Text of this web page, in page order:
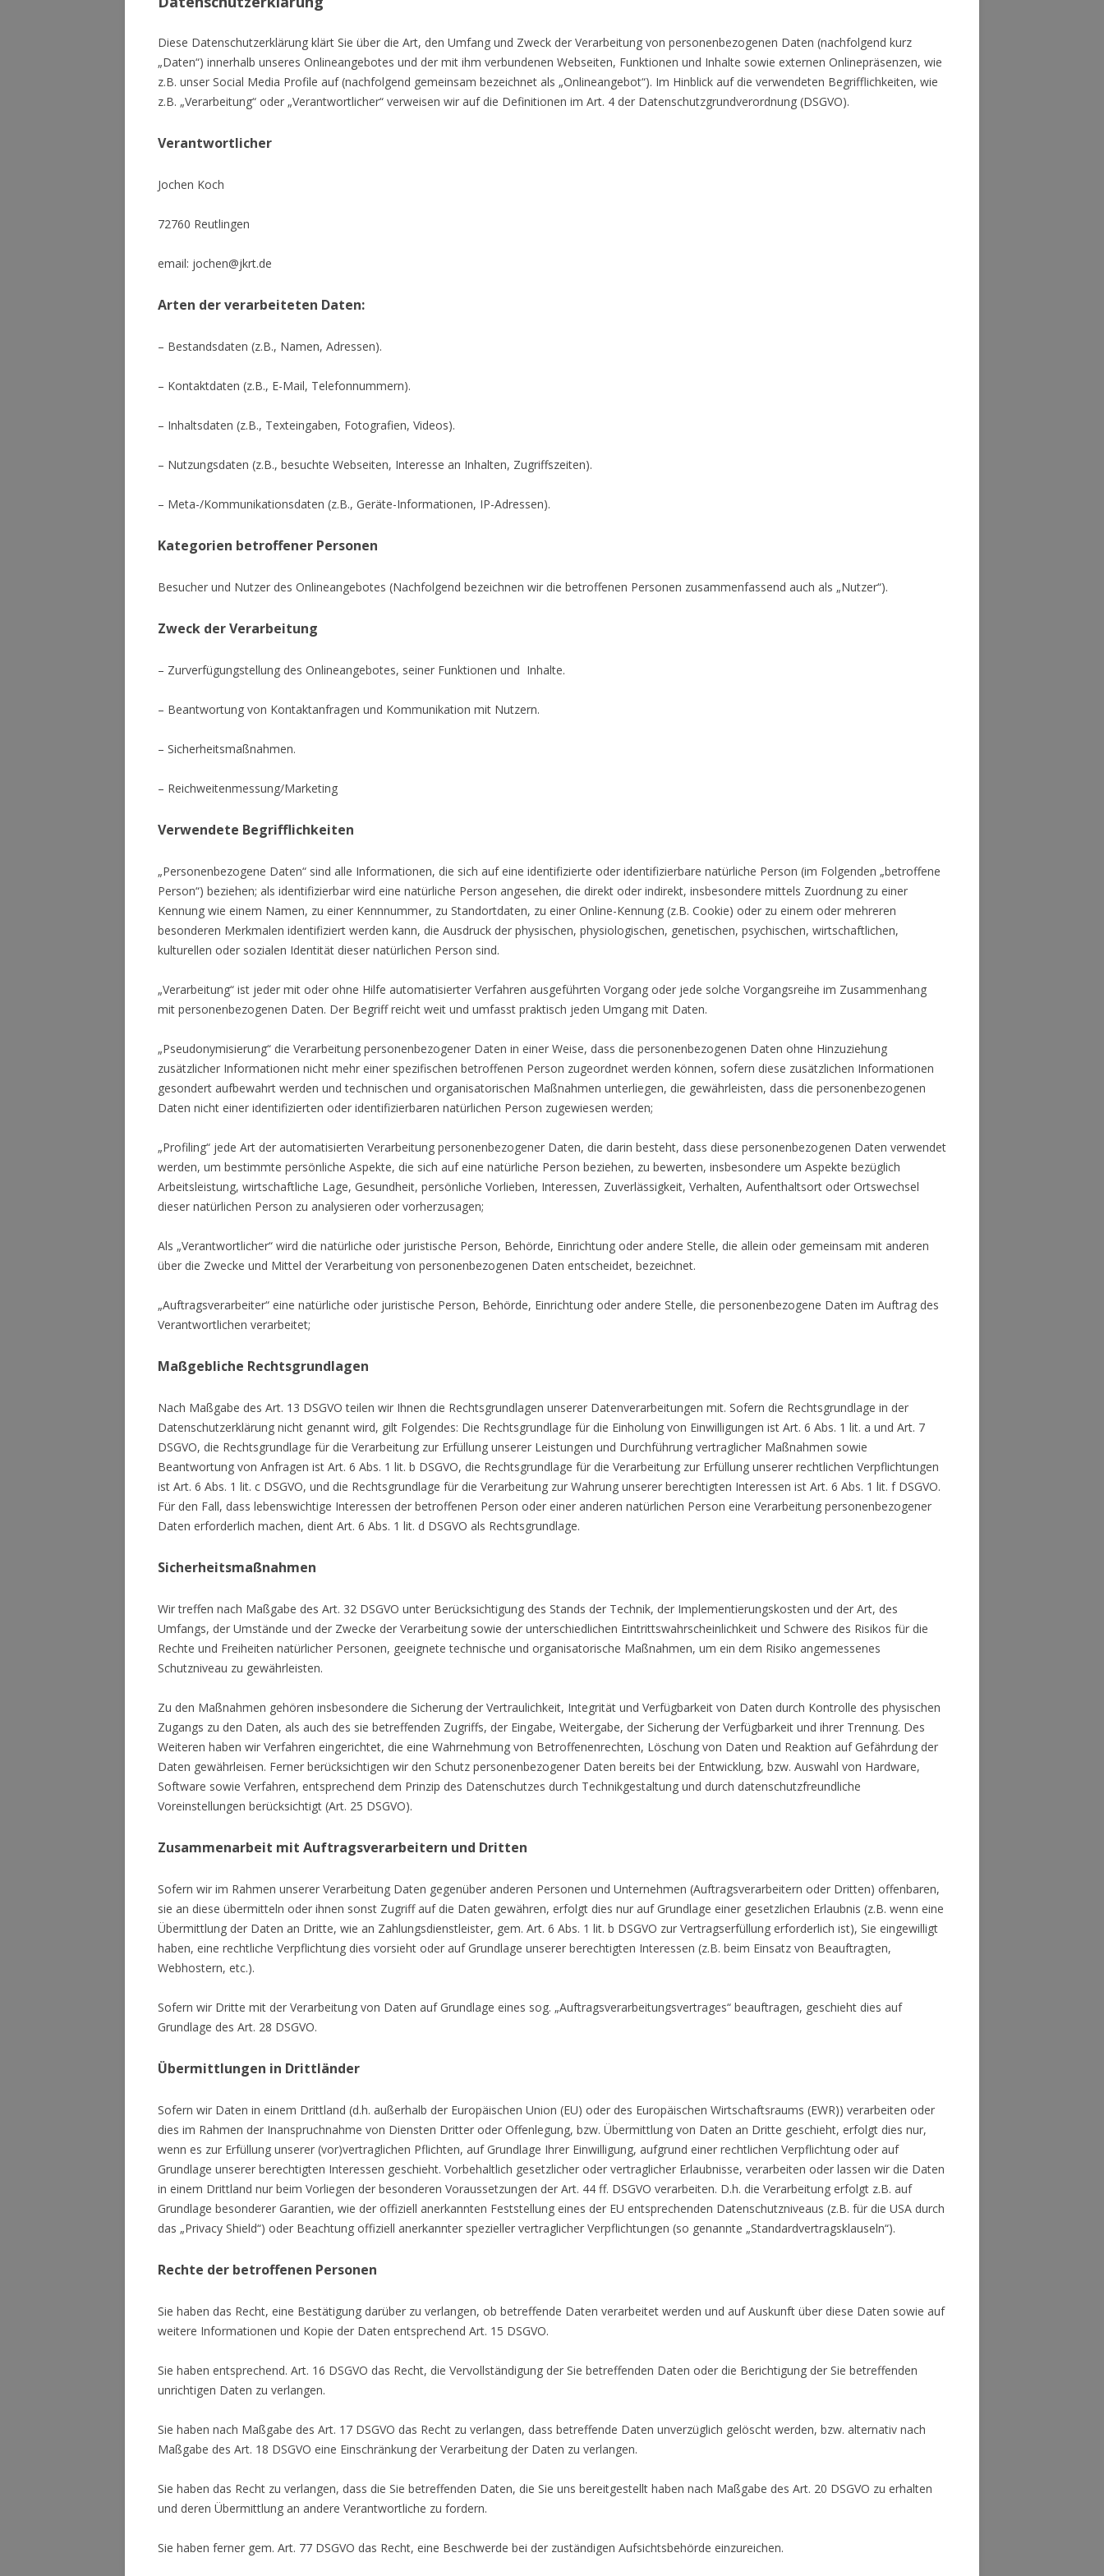
Diese Datenschutzerklärung klärt Sie über die Art, den Umfang und Zweck der Verarbeitung von personenbezogenen Daten (nachfolgend kurz
„Daten“) innerhalb unseres Onlineangebotes und der mit ihm verbundenen Webseiten, Funktionen und Inhalte sowie externen Onlinepräsenzen, wie
z.B. unser Social Media Profile auf (nachfolgend gemeinsam bezeichnet als „Onlineangebot“). Im Hinblick auf die verwendeten Begrifflichkeiten, wie
z.B. „Verarbeitung“ oder „Verantwortlicher“ verweisen wir auf die Definitionen im Art. 4 der Datenschutzgrundverordnung (DSGVO).
Verantwortlicher
Jochen Koch
72760 Reutlingen
email: jochen@jkrt.de
Arten der verarbeiteten Daten:
– Bestandsdaten (z.B., Namen, Adressen).
– Kontaktdaten (z.B., E-Mail, Telefonnummern).
– Inhaltsdaten (z.B., Texteingaben, Fotografien, Videos).
– Nutzungsdaten (z.B., besuchte Webseiten, Interesse an Inhalten, Zugriffszeiten).
– Meta-/Kommunikationsdaten (z.B., Geräte-Informationen, IP-Adressen).
Kategorien betroffener Personen
Besucher und Nutzer des Onlineangebotes (Nachfolgend bezeichnen wir die betroffenen Personen zusammenfassend auch als „Nutzer“).
Zweck der Verarbeitung
– Zurverfügungstellung des Onlineangebotes, seiner Funktionen und Inhalte.
– Beantwortung von Kontaktanfragen und Kommunikation mit Nutzern.
– Sicherheitsmaßnahmen.
– Reichweitenmessung/Marketing
Verwendete Begrifflichkeiten
„Personenbezogene Daten“ sind alle Informationen, die sich auf eine identifizierte oder identifizierbare natürliche Person (im Folgenden „betroffene
Person“) beziehen; als identifizierbar wird eine natürliche Person angesehen, die direkt oder indirekt, insbesondere mittels Zuordnung zu einer
Kennung wie einem Namen, zu einer Kennnummer, zu Standortdaten, zu einer Online-Kennung (z.B. Cookie) oder zu einem oder mehreren
besonderen Merkmalen identifiziert werden kann, die Ausdruck der physischen, physiologischen, genetischen, psychischen, wirtschaftlichen,
kulturellen oder sozialen Identität dieser natürlichen Person sind.
„Verarbeitung“ ist jeder mit oder ohne Hilfe automatisierter Verfahren ausgeführten Vorgang oder jede solche Vorgangsreihe im Zusammenhang
mit personenbezogenen Daten. Der Begriff reicht weit und umfasst praktisch jeden Umgang mit Daten.
„Pseudonymisierung“ die Verarbeitung personenbezogener Daten in einer Weise, dass die personenbezogenen Daten ohne Hinzuziehung
zusätzlicher Informationen nicht mehr einer spezifischen betroffenen Person zugeordnet werden können, sofern diese zusätzlichen Informationen
gesondert aufbewahrt werden und technischen und organisatorischen Maßnahmen unterliegen, die gewährleisten, dass die personenbezogenen
Daten nicht einer identifizierten oder identifizierbaren natürlichen Person zugewiesen werden;
„Profiling“ jede Art der automatisierten Verarbeitung personenbezogener Daten, die darin besteht, dass diese personenbezogenen Daten verwendet
werden, um bestimmte persönliche Aspekte, die sich auf eine natürliche Person beziehen, zu bewerten, insbesondere um Aspekte bezüglich
Arbeitsleistung, wirtschaftliche Lage, Gesundheit, persönliche Vorlieben, Interessen, Zuverlässigkeit, Verhalten, Aufenthaltsort oder Ortswechsel
dieser natürlichen Person zu analysieren oder vorherzusagen;
Als „Verantwortlicher“ wird die natürliche oder juristische Person, Behörde, Einrichtung oder andere Stelle, die allein oder gemeinsam mit anderen
über die Zwecke und Mittel der Verarbeitung von personenbezogenen Daten entscheidet, bezeichnet.
„Auftragsverarbeiter“ eine natürliche oder juristische Person, Behörde, Einrichtung oder andere Stelle, die personenbezogene Daten im Auftrag des
Verantwortlichen verarbeitet;
Maßgebliche Rechtsgrundlagen
Nach Maßgabe des Art. 13 DSGVO teilen wir Ihnen die Rechtsgrundlagen unserer Datenverarbeitungen mit. Sofern die Rechtsgrundlage in der
Datenschutzerklärung nicht genannt wird, gilt Folgendes: Die Rechtsgrundlage für die Einholung von Einwilligungen ist Art. 6 Abs. 1 lit. a und Art. 7
DSGVO, die Rechtsgrundlage für die Verarbeitung zur Erfüllung unserer Leistungen und Durchführung vertraglicher Maßnahmen sowie
Beantwortung von Anfragen ist Art. 6 Abs. 1 lit. b DSGVO, die Rechtsgrundlage für die Verarbeitung zur Erfüllung unserer rechtlichen Verpflichtungen
ist Art. 6 Abs. 1 lit. c DSGVO, und die Rechtsgrundlage für die Verarbeitung zur Wahrung unserer berechtigten Interessen ist Art. 6 Abs. 1 lit. f DSGVO.
Für den Fall, dass lebenswichtige Interessen der betroffenen Person oder einer anderen natürlichen Person eine Verarbeitung personenbezogener
Daten erforderlich machen, dient Art. 6 Abs. 1 lit. d DSGVO als Rechtsgrundlage.
Sicherheitsmaßnahmen
Wir treffen nach Maßgabe des Art. 32 DSGVO unter Berücksichtigung des Stands der Technik, der Implementierungskosten und der Art, des
Umfangs, der Umstände und der Zwecke der Verarbeitung sowie der unterschiedlichen Eintrittswahrscheinlichkeit und Schwere des Risikos für die
Rechte und Freiheiten natürlicher Personen, geeignete technische und organisatorische Maßnahmen, um ein dem Risiko angemessenes
Schutzniveau zu gewährleisten.
Zu den Maßnahmen gehören insbesondere die Sicherung der Vertraulichkeit, Integrität und Verfügbarkeit von Daten durch Kontrolle des physischen
Zugangs zu den Daten, als auch des sie betreffenden Zugriffs, der Eingabe, Weitergabe, der Sicherung der Verfügbarkeit und ihrer Trennung. Des
Weiteren haben wir Verfahren eingerichtet, die eine Wahrnehmung von Betroffenenrechten, Löschung von Daten und Reaktion auf Gefährdung der
Daten gewährleisen. Ferner berücksichtigen wir den Schutz personenbezogener Daten bereits bei der Entwicklung, bzw. Auswahl von Hardware,
Software sowie Verfahren, entsprechend dem Prinzip des Datenschutzes durch Technikgestaltung und durch datenschutzfreundliche
Voreinstellungen berücksichtigt (Art. 25 DSGVO).
Zusammenarbeit mit Auftragsverarbeitern und Dritten
Sofern wir im Rahmen unserer Verarbeitung Daten gegenüber anderen Personen und Unternehmen (Auftragsverarbeitern oder Dritten) offenbaren,
sie an diese übermitteln oder ihnen sonst Zugriff auf die Daten gewähren, erfolgt dies nur auf Grundlage einer gesetzlichen Erlaubnis (z.B. wenn eine
Übermittlung der Daten an Dritte, wie an Zahlungsdienstleister, gem. Art. 6 Abs. 1 lit. b DSGVO zur Vertragserfüllung erforderlich ist), Sie eingewilligt
haben, eine rechtliche Verpflichtung dies vorsieht oder auf Grundlage unserer berechtigten Interessen (z.B. beim Einsatz von Beauftragten,
Webhostern, etc.).
Sofern wir Dritte mit der Verarbeitung von Daten auf Grundlage eines sog. „Auftragsverarbeitungsvertrages“ beauftragen, geschieht dies auf
Grundlage des Art. 28 DSGVO.
Übermittlungen in Drittländer
Sofern wir Daten in einem Drittland (d.h. außerhalb der Europäischen Union (EU) oder des Europäischen Wirtschaftsraums (EWR)) verarbeiten oder
dies im Rahmen der Inanspruchnahme von Diensten Dritter oder Offenlegung, bzw. Übermittlung von Daten an Dritte geschieht, erfolgt dies nur,
wenn es zur Erfüllung unserer (vor)vertraglichen Pflichten, auf Grundlage Ihrer Einwilligung, aufgrund einer rechtlichen Verpflichtung oder auf
Grundlage unserer berechtigten Interessen geschieht. Vorbehaltlich gesetzlicher oder vertraglicher Erlaubnisse, verarbeiten oder lassen wir die Daten
in einem Drittland nur beim Vorliegen der besonderen Voraussetzungen der Art. 44 ff. DSGVO verarbeiten. D.h. die Verarbeitung erfolgt z.B. auf
Grundlage besonderer Garantien, wie der offiziell anerkannten Feststellung eines der EU entsprechenden Datenschutzniveaus (z.B. für die USA durch
das „Privacy Shield“) oder Beachtung offiziell anerkannter spezieller vertraglicher Verpflichtungen (so genannte „Standardvertragsklauseln“).
Rechte der betroffenen Personen
Sie haben das Recht, eine Bestätigung darüber zu verlangen, ob betreffende Daten verarbeitet werden und auf Auskunft über diese Daten sowie auf
weitere Informationen und Kopie der Daten entsprechend Art. 15 DSGVO.
Sie haben entsprechend. Art. 16 DSGVO das Recht, die Vervollständigung der Sie betreffenden Daten oder die Berichtigung der Sie betreffenden
unrichtigen Daten zu verlangen.
Sie haben nach Maßgabe des Art. 17 DSGVO das Recht zu verlangen, dass betreffende Daten unverzüglich gelöscht werden, bzw. alternativ nach
Maßgabe des Art. 18 DSGVO eine Einschränkung der Verarbeitung der Daten zu verlangen.
Sie haben das Recht zu verlangen, dass die Sie betreffenden Daten, die Sie uns bereitgestellt haben nach Maßgabe des Art. 20 DSGVO zu erhalten
und deren Übermittlung an andere Verantwortliche zu fordern.
Sie haben ferner gem. Art. 77 DSGVO das Recht, eine Beschwerde bei der zuständigen Aufsichtsbehörde einzureichen.